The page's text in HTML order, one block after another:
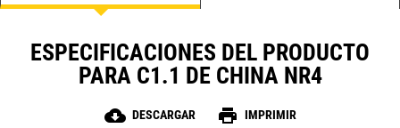
ESPECIFICACIONES DEL PRODUCTO
PARA C1.1 DE CHINA NR4
cloud_download DESCARGAR print IMPRIMIR